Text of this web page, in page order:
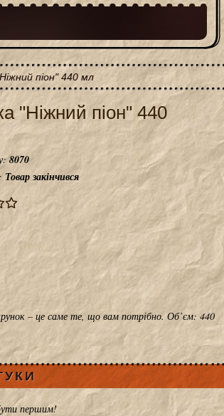
піон" 440 мл
"Ніжний піон" 440
8070
Товар закінчився
– це саме те, що вам потрібно. Об’єм: 440
першим!